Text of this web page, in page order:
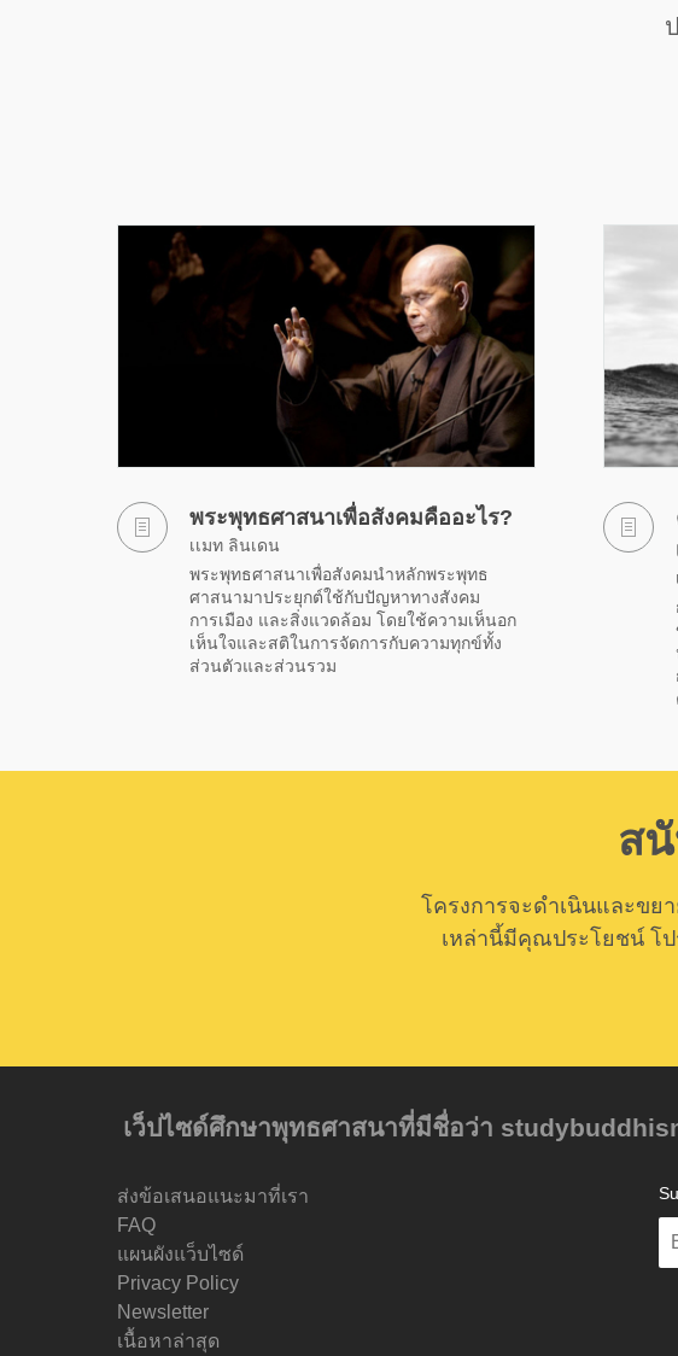
พระพุทธศาสนาเพื่อสังคมคืออะไร?
เเมท ลินเดน
พระพุทธศาสนาเพื่อสังคมนำหลักพระพุทธ
ศาสนามาประยุกต์ใช้กับปัญหาทางสังคม
การเมือง และสิ่งแวดล้อม โดยใช้ความเห็นอก
เห็นใจและสติในการจัดการกับความทุกข์ทั้ง
ส่วนตัวและส่วนรวม
ส
โครงการจะดำเนินและข
เหล่านี้มีคุณประโยชน์ โ
เว็ปไซด์ศึกษาพุทธศาสนาที่มีชื่อว่า
ส่งข้อเสนอแนะมาที่เรา
FAQ
แผนผังแว็บไซด์
Privacy Policy
Newsletter
เนื้อหาล่าสุด